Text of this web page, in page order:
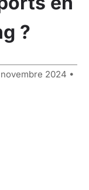
?
novembre 2024 •